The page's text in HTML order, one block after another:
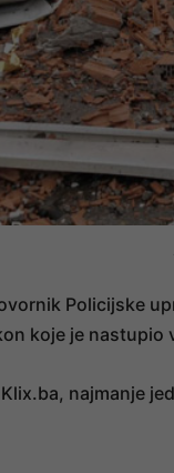
Policijske
koje je
najmanje